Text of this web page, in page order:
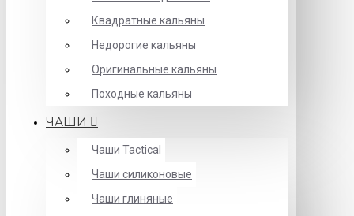
Квадратные кальяны
Недорогие кальяны
Оригинальные кальяны
Походные кальяны
ЧАШИ
Чаши Tactical
Чаши силиконовые
Чаши глиняные